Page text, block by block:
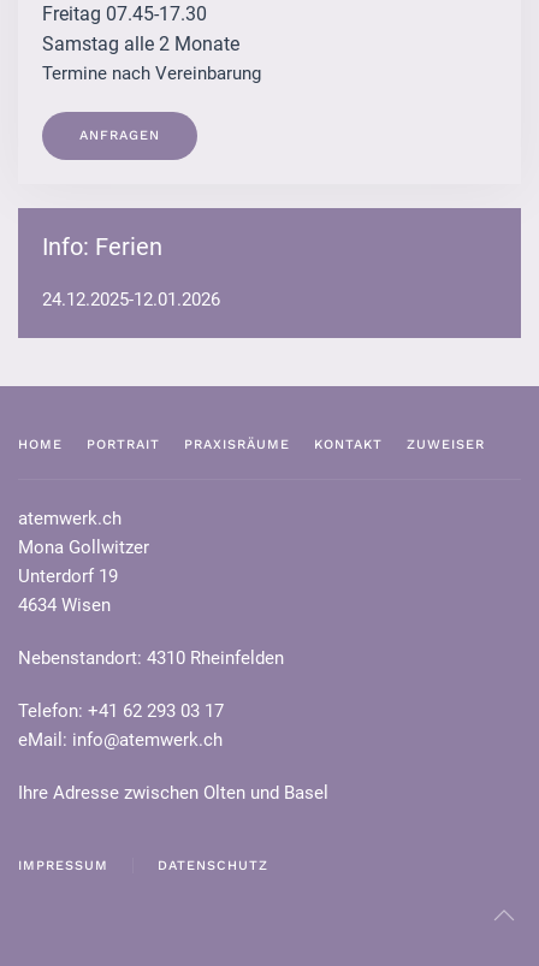
Freitag 07.45-17.30
Samstag alle 2 Monate
Termine nach Vereinbarung
ANFRAGEN
Info: Ferien
24.12.2025-12.01.2026
HOME PORTRAIT PRAXISRÄUME KONTAKT ZUWEISER
atemwerk.ch
Mona Gollwitzer
Unterdorf 19
4634 Wisen
Nebenstandort: 4310 Rheinfelden
Telefon: +41 62 293 03 17
eMail: info@atemwerk.ch
Ihre Adresse zwischen Olten und Basel
IMPRESSUM DATENSCHUTZ